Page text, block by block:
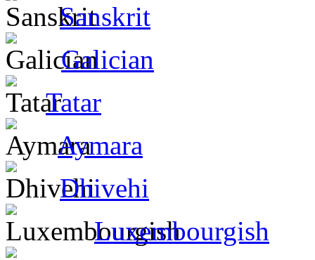
Sanskrit
Galician
Tatar
Aymara
Dhivehi
Luxembourgish